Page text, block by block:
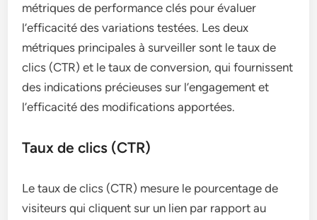
métriques de performance clés pour évaluer
l’efficacité des variations testées. Les deux
métriques principales à surveiller sont le taux de
clics (CTR) et le taux de conversion, qui fournissent
des indications précieuses sur l’engagement et
l’efficacité des modifications apportées.
Taux de clics (CTR)
Le taux de clics (CTR) mesure le pourcentage de
visiteurs qui cliquent sur un lien par rapport au